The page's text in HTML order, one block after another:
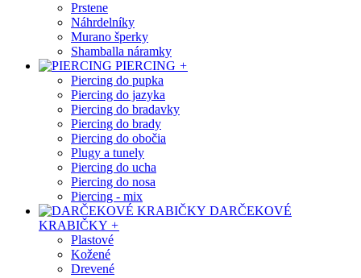
Prstene
Náhrdelníky
Murano šperky
Shamballa náramky
PIERCING +
Piercing do pupka
Piercing do jazyka
Piercing do bradavky
Piercing do brady
Piercing do obočia
Plugy a tunely
Piercing do ucha
Piercing do nosa
Piercing - mix
DARČEKOVÉ
KRABIČKY +
Plastové
Kožené
Drevené